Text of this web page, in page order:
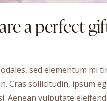
a perfect
sed elementum mi
Cras sollicitudin, ipsum
Aenean vulputate